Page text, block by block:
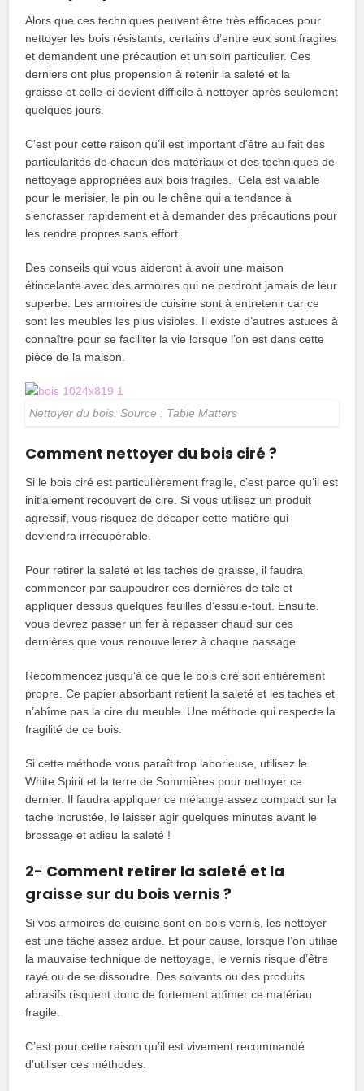
Alors que ces techniques peuvent être très efficaces pour
nettoyer les bois résistants, certains d’entre eux sont fragiles
et demandent une précaution et un soin particulier. Ces
derniers ont plus propension à retenir la saleté et la
graisse et celle-ci devient difficile à nettoyer après seulement
quelques jours.
C’est pour cette raison qu’il est important d’être au fait des
particularités de chacun des matériaux et des techniques de
nettoyage appropriées aux bois fragiles. Cela est valable
pour le merisier, le pin ou le chêne qui a tendance à
s’encrasser rapidement et à demander des précautions pour
les rendre propres sans effort.
Des conseils qui vous aideront à avoir une maison
étincelante avec des armoires qui ne perdront jamais de leur
superbe. Les armoires de cuisine sont à entretenir car ce
sont les meubles les plus visibles. Il existe d’autres astuces à
connaître pour se faciliter la vie lorsque l’on est dans cette
pièce de la maison.
Nettoyer du bois. Source : Table Matters
Comment nettoyer du bois ciré ?
Si le bois ciré est particulièrement fragile, c’est parce qu’il est
initialement recouvert de cire. Si vous utilisez un produit
agressif, vous risquez de décaper cette matière qui
deviendra irrécupérable.
Pour retirer la saleté et les taches de graisse, il faudra
commencer par saupoudrer ces dernières de talc et
appliquer dessus quelques feuilles d’essuie-tout. Ensuite,
vous devrez passer un fer à repasser chaud sur ces
dernières que vous renouvellerez à chaque passage.
Recommencez jusqu’à ce que le bois ciré soit entièrement
propre. Ce papier absorbant retient la saleté et les taches et
n’abîme pas la cire du meuble. Une méthode qui respecte la
fragilité de ce bois.
Si cette méthode vous paraît trop laborieuse, utilisez le
White Spirit et la terre de Sommières pour nettoyer ce
dernier. Il faudra appliquer ce mélange assez compact sur la
tache incrustée, le laisser agir quelques minutes avant le
brossage et adieu la saleté !
2- Comment retirer la saleté et la
graisse sur du bois vernis ?
Si vos armoires de cuisine sont en bois vernis, les nettoyer
est une tâche assez ardue. Et pour cause, lorsque l’on utilise
la mauvaise technique de nettoyage, le vernis risque d’être
rayé ou de se dissoudre. Des solvants ou des produits
abrasifs risquent donc de fortement abîmer ce matériau
fragile.
C’est pour cette raison qu’il est vivement recommandé
d’utiliser ces méthodes.